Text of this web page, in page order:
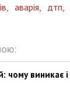
аварія, дтп,
чому виникає